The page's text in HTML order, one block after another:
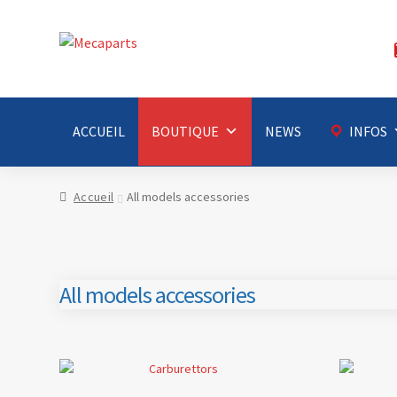
Aller
Aller
ACCUEIL BOUTIQUE NEWS INFOS
Accueil All models accessories
All models accessories